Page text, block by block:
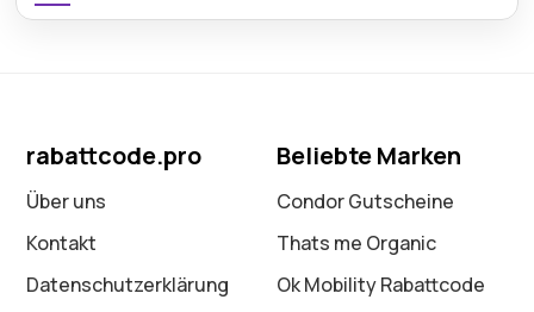
rabattcode.pro
Über uns
Kontakt
Datenschutz­erklärung
Beliebte Marken
Condor Gutscheine
Thats me Organic
Ok Mobility Rabattcode